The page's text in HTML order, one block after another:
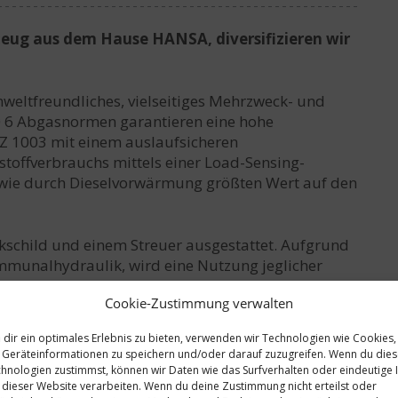
Cookie-Zustimmung verwalten
dir ein optimales Erlebnis zu bieten, verwenden wir Technologien wie Cookies,
Geräteinformationen zu speichern und/oder darauf zuzugreifen. Wenn du
zustimmst, können wir Daten wie das Surfverhalten oder eindeutige
dieser Website verarbeiten. Wenn du deine Zustimmung nicht erteilst oder
aus dem Hause HANSA, diversifizieren wir
vielseitiges Mehrzweck- und
Abgasnormen garantieren eine hohe
1003 mit einem auslaufsicheren
mittels einer Load-Sensing-
durch Dieselvorwärmung größten Wert auf den
und einem Streuer ausgestattet. Aufgrund
wird eine Nutzung jeglicher
am Fahrzeug vornehmen zu müssen. Das
Mehrzweck-Geräteträgerfahrzeug,
und bedanken uns bei der FirmaHANSA –
für die professionelle Zusammenarbeit und schnelle